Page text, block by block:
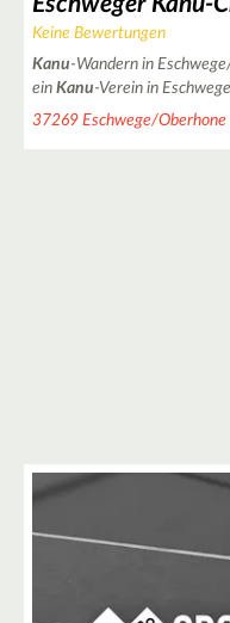
Keine Bewertungen
Kanu-Wandern in
ein Kanu-Verein in
37269 Eschwege/
12
3